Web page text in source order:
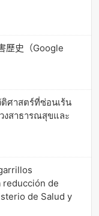
歷史（Google
ศาสตร์ที่ซ่อนเร้น
งสาธารณสุขและ
reducción de
de Salud y